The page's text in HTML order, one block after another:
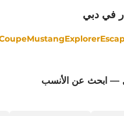
Explorer
Mustang
— ابحث عن الأنسب